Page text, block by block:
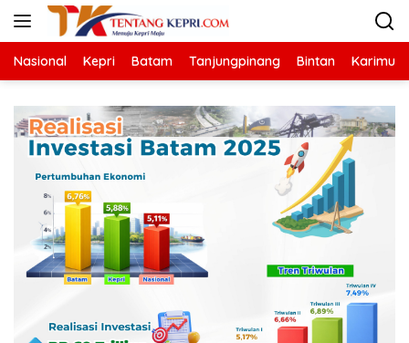
Langsung
Nasional Kepri Batam Tanjungpinang Bintan Karimun